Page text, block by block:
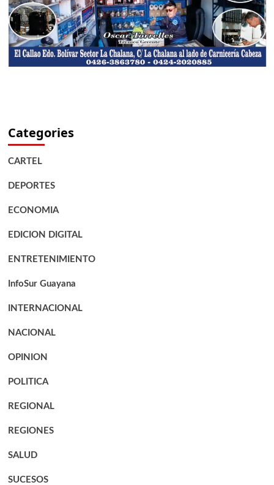
Categories
CARTEL
DEPORTES
ECONOMIA
EDICION DIGITAL
ENTRETENIMIENTO
InfoSur Guayana
INTERNACIONAL
NACIONAL
OPINION
POLITICA
REGIONAL
REGIONES
SALUD
SUCESOS